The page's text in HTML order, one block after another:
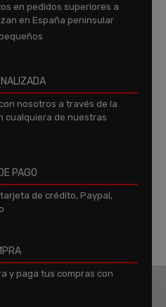
en pedidos superiores a
en España peninsular
nosotros a través de la
cualquiera de nuestras
PAGO
de crédito, Paypal,
y paga tus compras con